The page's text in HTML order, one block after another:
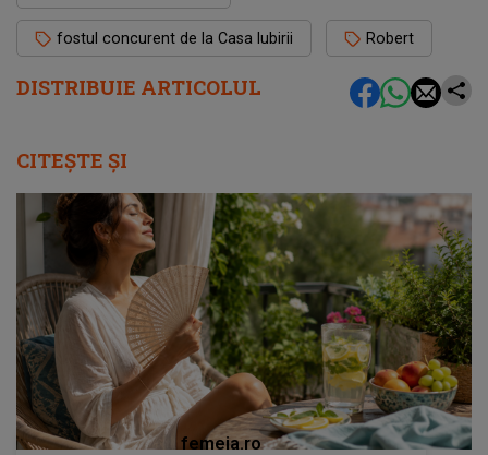
DISTRIBUIE ARTICOLUL
fostul concurent de la Casa Iubirii Robert
CITEȘTE ȘI
femeia.ro